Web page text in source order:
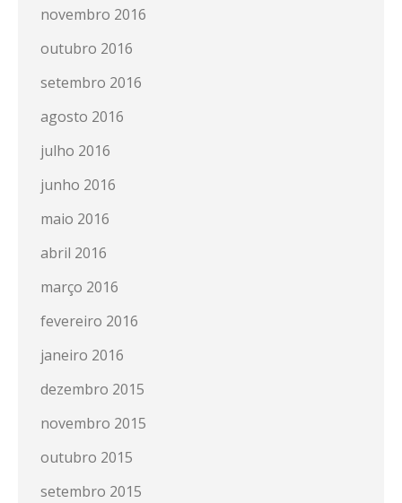
novembro 2016
outubro 2016
setembro 2016
agosto 2016
julho 2016
junho 2016
maio 2016
abril 2016
março 2016
fevereiro 2016
janeiro 2016
dezembro 2015
novembro 2015
outubro 2015
setembro 2015